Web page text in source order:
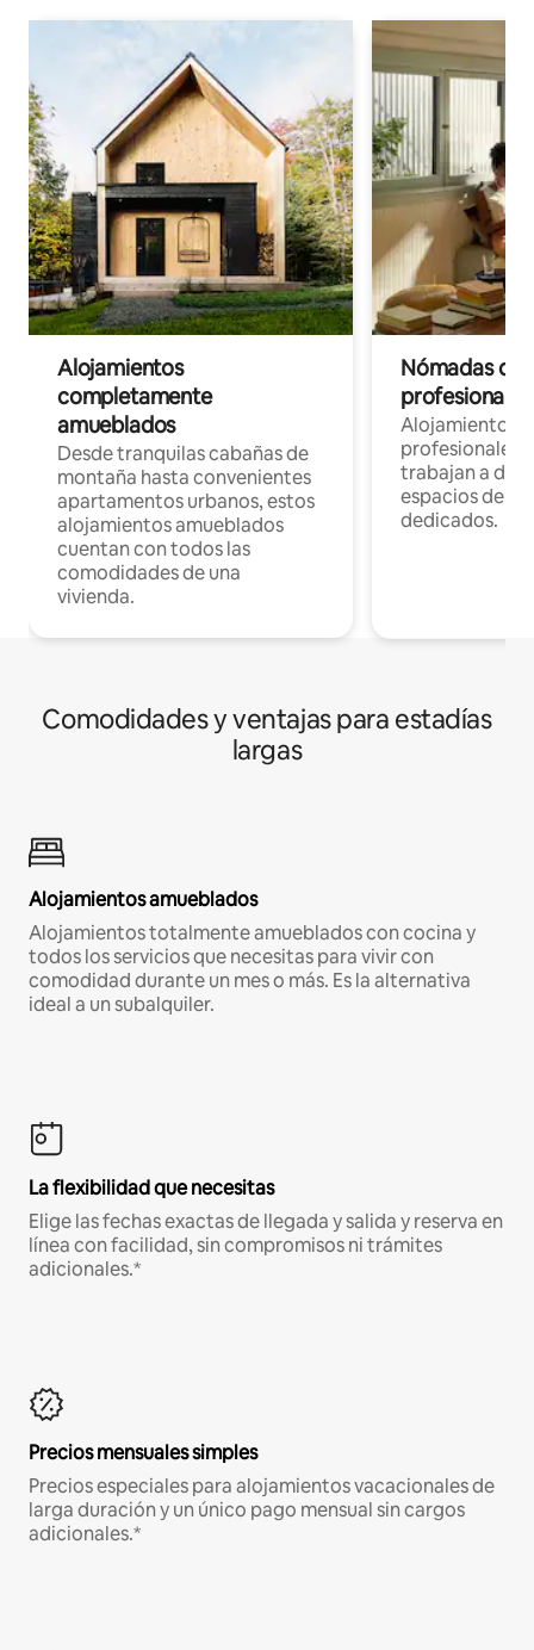
Alojamientos
completamente
amueblados
Desde tranquilas cabañas de
montaña hasta convenientes
apartamentos urbanos, estos
alojamientos amueblados
cuentan con todos las
comodidades de una
vivienda.
Nómadas
Alojamientos
profesionales
trabajan a
espacios de
dedicados.
Comodidades y ventajas para estadías
largas
Alojamientos amueblados
Alojamientos totalmente amueblados con cocina y
todos los servicios que necesitas para vivir con
comodidad durante un mes o más. Es la alternativa
ideal a un subalquiler.
La flexibilidad que necesitas
Elige las fechas exactas de llegada y salida y reserva en
línea con facilidad, sin compromisos ni trámites
adicionales.*
Precios mensuales simples
Precios especiales para alojamientos vacacionales de
larga duración y un único pago mensual sin cargos
adicionales.*